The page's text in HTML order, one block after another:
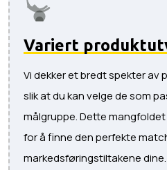
Variert
Vi dekker et bredt spekter av
slik at du kan velge de som
målgruppe. Dette
for å finne den perfekte
markedsføringstiltakene dine.